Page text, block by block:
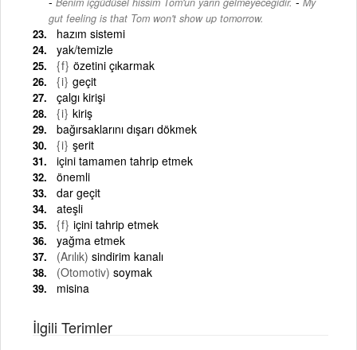
gut feeling is that Tom won't show up tomorrow.
hazım sistemi
yak/temizle
{f} özetini çıkarmak
{i} geçit
çalgı kirişi
{i} kiriş
bağırsaklarını dışarı dökmek
{i} şerit
içini tamamen tahrip etmek
önemli
dar geçit
ateşli
{f} içini tahrip etmek
yağma etmek
(Arılık) sindirim kanalı
(Otomotiv) soymak
misina
İlgili Terimler